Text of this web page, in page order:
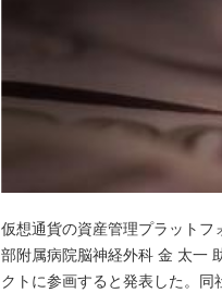
仮想通貨の資産管理プラット
部附属病院脳神経外科 金 太一
クトに参画すると発表した。